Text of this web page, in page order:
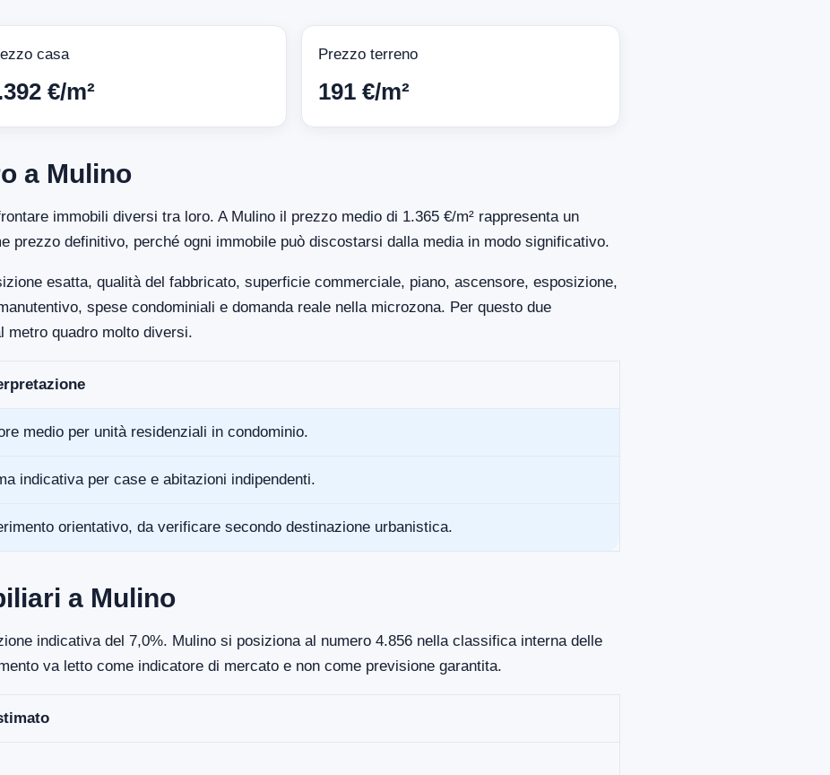
casa
€/m²
Prezzo terreno
191 €/m²
a Mulino
immobili diversi tra loro. A Mulino il prezzo medio di 1.365 €/m² rappresenta un
prezzo definitivo, perché ogni immobile può discostarsi dalla media in modo significativo.
esatta, qualità del fabbricato, superficie commerciale, piano, ascensore, esposizione,
spese condominiali e domanda reale nella microzona. Per questo due
metro quadro molto diversi.
medio per unità residenziali in condominio.
indicativa per case e abitazioni indipendenti.
orientativo, da verificare secondo destinazione urbanistica.
a Mulino
indicativa del 7,0%. Mulino si posiziona al numero 4.856 nella classifica interna delle
va letto come indicatore di mercato e non come previsione garantita.